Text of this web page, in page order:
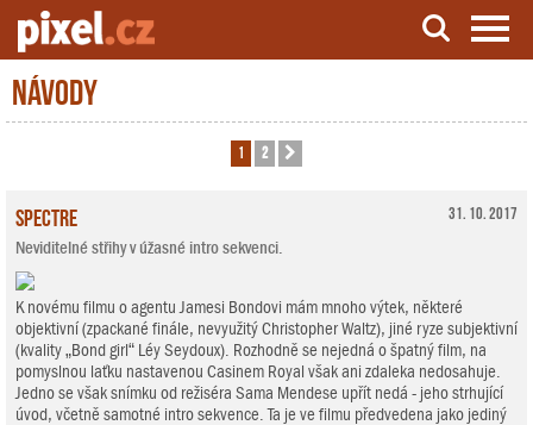
Server o natáčení a zpracování videa
Návody
1 2
31. 10. 2017
Spectre
Neviditelné střihy v úžasné intro sekvenci.
K novému filmu o agentu Jamesi Bondovi mám mnoho výtek, některé
objektivní (zpackané finále, nevyužitý Christopher Waltz), jiné ryze subjektivní
(kvality „Bond girl“ Léy Seydoux). Rozhodně se nejedná o špatný film, na
pomyslnou laťku nastavenou Casinem Royal však ani zdaleka nedosahuje.
Jedno se však snímku od režiséra Sama Mendese upřít nedá - jeho strhující
úvod, včetně samotné intro sekvence. Ta je ve filmu předvedena jako jediný